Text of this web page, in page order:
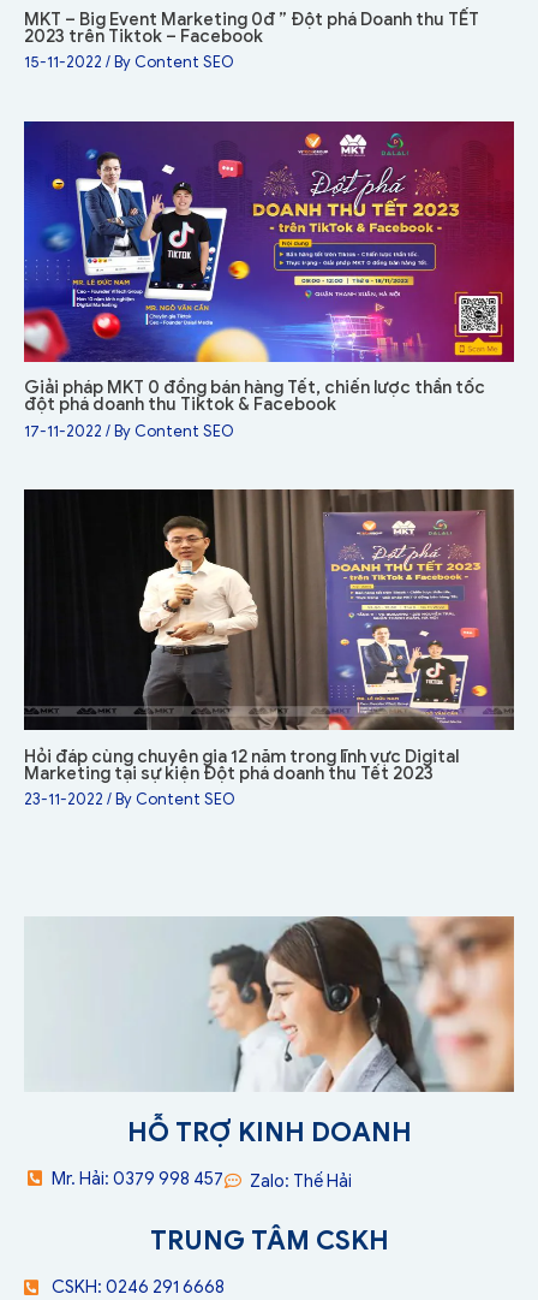
MKT – Big Event Marketing 0đ ” Đột phá Doanh thu TẾT
2023 trên Tiktok – Facebook
15-11-2022 / By Content SEO
Giải pháp MKT 0 đồng bán hàng Tết, chiến lược thần tốc
đột phá doanh thu Tiktok & Facebook
17-11-2022 / By Content SEO
Hỏi đáp cùng chuyên gia 12 năm trong lĩnh vực Digital
Marketing tại sự kiện Đột phá doanh thu Tết 2023
23-11-2022 / By Content SEO
HỖ TRỢ KINH DOANH
Mr. Hải: 0379 998 457 Zalo: Thế Hải
TRUNG TÂM CSKH
CSKH: 0246 291 6668